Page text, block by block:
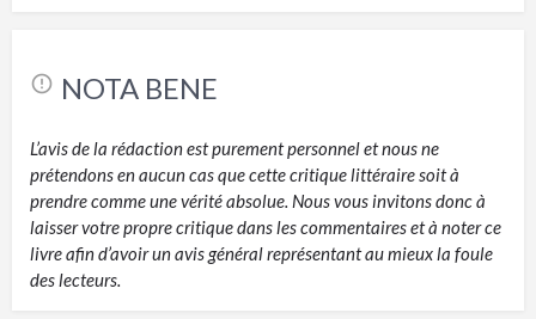
NOTA BENE
L’avis de la rédaction est purement personnel et nous ne
prétendons en aucun cas que cette critique littéraire soit à
prendre comme une vérité absolue. Nous vous invitons donc à
laisser votre propre critique dans les commentaires et à noter ce
livre afin d’avoir un avis général représentant au mieux la foule
des lecteurs.